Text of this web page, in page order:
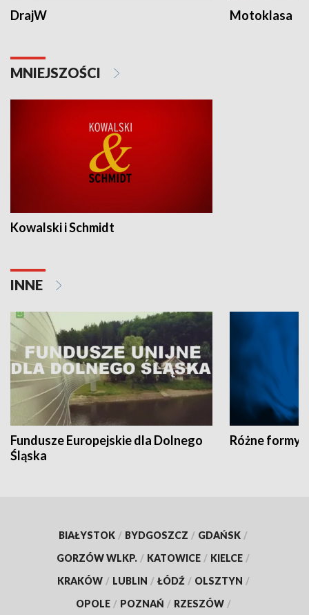
DrajW Motoklasa
MNIEJSZOŚCI
Kowalski i Schmidt
INNE
Fundusze Europejskie dla Dolnego
Śląska
Różne formy
BIAŁYSTOK / BYDGOSZCZ / GDAŃSK /
GORZÓW WLKP. / KATOWICE / KIELCE /
KRAKÓW / LUBLIN / ŁÓDŹ / OLSZTYN /
OPOLE / POZNAŃ / RZESZÓW /